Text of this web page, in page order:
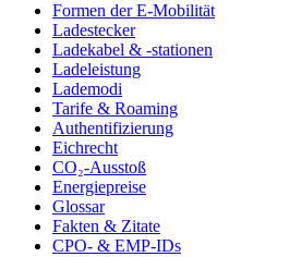
Formen der E-Mobilität
Ladestecker
Ladekabel & -stationen
Ladeleistung
Lademodi
Tarife & Roaming
Authentifizierung
Eichrecht
CO₂-Ausstoß
Energiepreise
Glossar
Fakten & Zitate
CPO- & EMP-IDs